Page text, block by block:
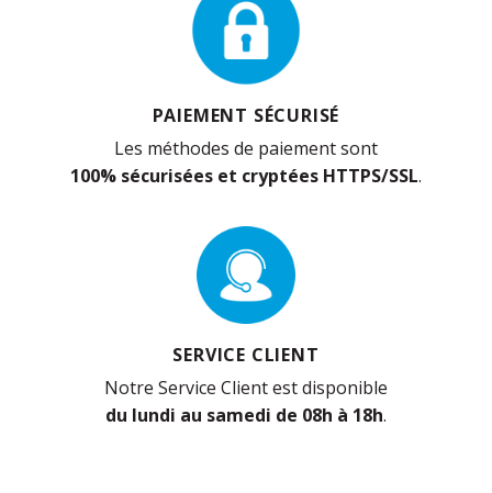
PAIEMENT SÉCURISÉ
Les méthodes de paiement sont
100% sécurisées et cryptées HTTPS/SSL.
SERVICE CLIENT
Notre Service Client est disponible
du lundi au samedi de 08h à 18h.